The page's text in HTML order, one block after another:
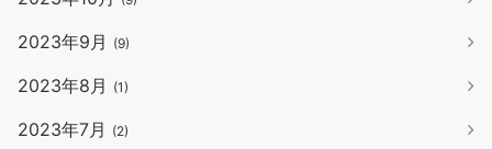
2023年9月 (9)
2023年8月 (1)
2023年7月 (2)